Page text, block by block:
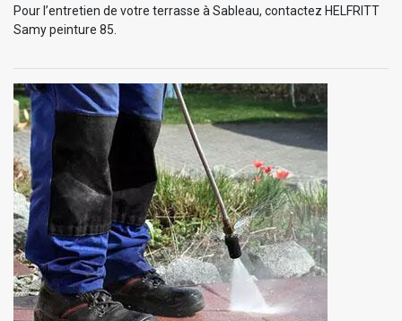
Pour l’entretien de votre terrasse à Sableau, contactez HELFRITT
Samy peinture 85.